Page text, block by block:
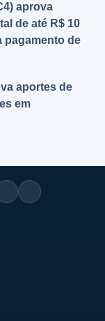
aprova
de até R$ 10
pagamento de
aportes de
em